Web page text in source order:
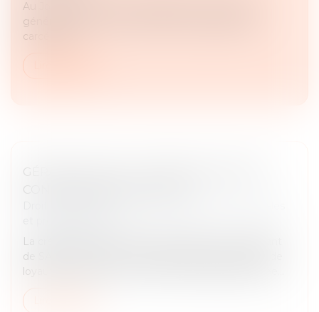
Au Journal officiel du 2 juillet 2026, le Contrôleur
général a publié un avis relatif à la surpopulation
carcérale...
GÉRANT DE SARL : CRÉER UNE SOCIÉTÉ
CONCURRENTE EST FAUTIF
La création d’une société concurrente par un gérant
de SARL constitue un manquement à son devoir de
loyauté, même sans concurrence déloyale prouvée...